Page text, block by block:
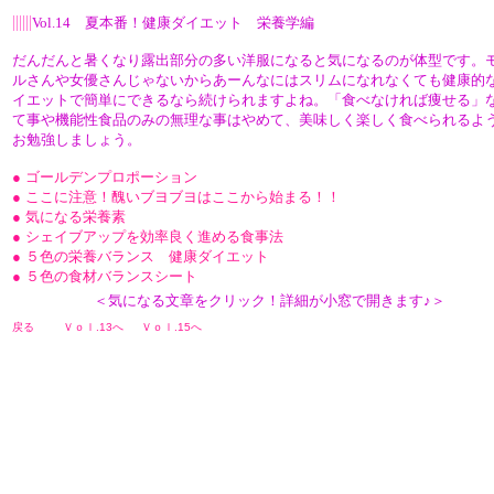
||||||Vol.14 夏本番！健康ダイエット 栄養学編
だんだんと暑くなり露出部分の多い洋服になると気になるのが体型です。
ルさんや女優さんじゃないからあーんなにはスリムになれなくても健康的
イエットで簡単にできるなら続けられますよね。「食べなければ痩せる」
て事や機能性食品のみの無理な事はやめて、美味しく楽しく食べられるよ
お勉強しましょう。
● ゴールデンプロポーション
● ここに注意！醜いブヨブヨはここから始まる！！
● 気になる栄養素
● シェイブアップを効率良く進める食事法
● ５色の栄養バランス 健康ダイエット
● ５色の食材バランスシート
＜気になる文章をクリック！詳細が小窓で開きます♪＞
戻る Ｖｏｌ.13へ Ｖｏｌ.15へ